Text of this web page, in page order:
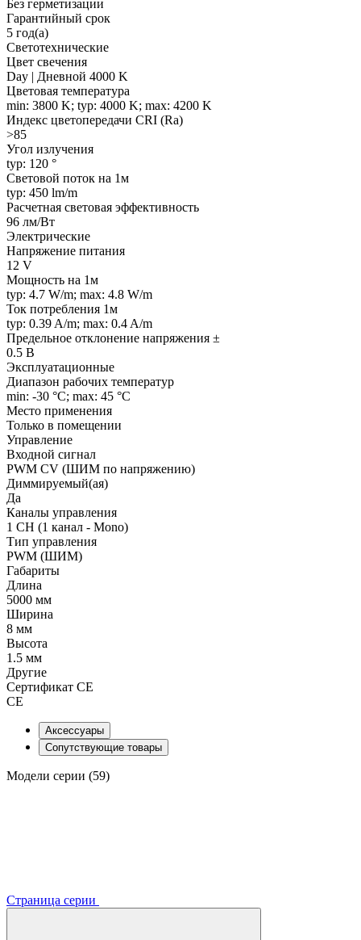
Без герметизации
Гарантийный срок
5 год(а)
Светотехнические
Цвет свечения
Day | Дневной 4000 K
Цветовая температура
min: 3800 K; typ: 4000 K; max: 4200 K
Индекс цветопередачи CRI (Ra)
>85
Угол излучения
typ: 120 °
Световой поток на 1м
typ: 450 lm/m
Расчетная световая эффективность
96 лм/Вт
Электрические
Напряжение питания
12 V
Мощность на 1м
typ: 4.7 W/m; max: 4.8 W/m
Ток потребления 1м
typ: 0.39 A/m; max: 0.4 A/m
Предельное отклонение напряжения ±
0.5 В
Эксплуатационные
Диапазон рабочих температур
min: -30 °C; max: 45 °C
Место применения
Только в помещении
Управление
Входной сигнал
PWM СV (ШИМ по напряжению)
Диммируемый(ая)
Да
Каналы управления
1 CH (1 канал - Mono)
Тип управления
PWM (ШИМ)
Габариты
Длина
5000 мм
Ширина
8 мм
Высота
1.5 мм
Другие
Сертификат CE
CE
Аксессуары
Сопутствующие товары
Модели серии (59)
Страница серии